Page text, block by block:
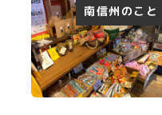
南信州のこと